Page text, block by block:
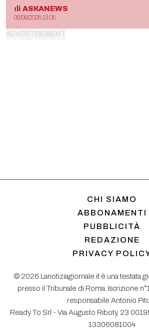
di ASKANEWS
06/08/2026 13:05
CHI SIAMO
ABBONAMENTI
PUBBLICITÀ
REDAZIONE
PRIVACY
© 2026 Lanotiziagiornale.it è una testata
presso il Tribunale di Roma. Iscrizione
responsabile Antonio
Ready To Srl - Via Augusto Riboty, 23
13306081004